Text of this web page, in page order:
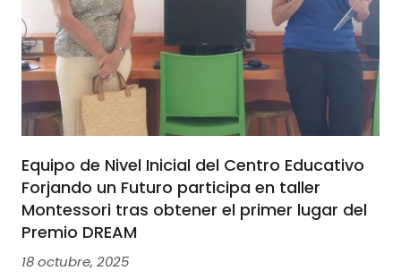
Equipo de Nivel Inicial del Centro Educativo
Forjando un Futuro participa en taller
Montessori tras obtener el primer lugar del
Premio DREAM
18 octubre, 2025